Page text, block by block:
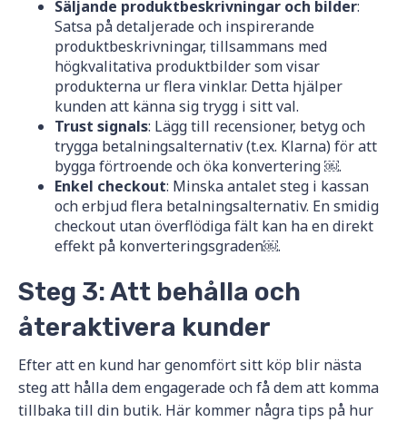
Säljande produktbeskrivningar och bilder:
Satsa på detaljerade och inspirerande
produktbeskrivningar, tillsammans med
högkvalitativa produktbilder som visar
produkterna ur flera vinklar. Detta hjälper
kunden att känna sig trygg i sitt val.
Trust signals: Lägg till recensioner, betyg och
trygga betalningsalternativ (t.ex. Klarna) för att
bygga förtroende och öka konvertering ￼.
Enkel checkout: Minska antalet steg i kassan
och erbjud flera betalningsalternativ. En smidig
checkout utan överflödiga fält kan ha en direkt
effekt på konverteringsgraden￼.
Steg 3: Att behålla och
återaktivera kunder
Efter att en kund har genomfört sitt köp blir nästa
steg att hålla dem engagerade och få dem att komma
tillbaka till din butik. Här kommer några tips på hur